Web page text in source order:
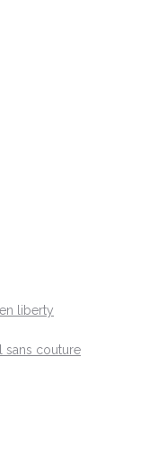
liberty
sans couture